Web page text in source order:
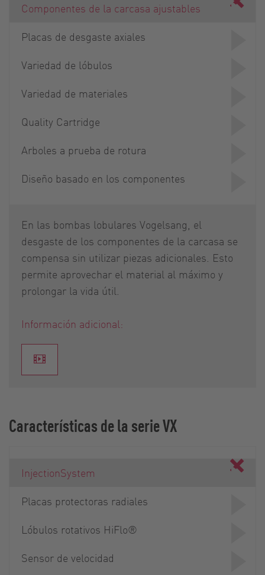
Componentes de la carcasa ajustables
Placas de desgaste axiales
Variedad de lóbulos
Variedad de materiales
Quality Cartridge
Arboles a prueba de rotura
Diseño basado en los componentes
En las bombas lobulares Vogelsang, el
desgaste de los componentes de la carcasa se
compensa sin utilizar piezas adicionales. Esto
permite aprovechar el material al máximo y
prolongar la vida útil.
Información adicional:
Características de la serie VX
InjectionSystem
Placas protectoras radiales
Lóbulos rotativos HiFlo®
Sensor de velocidad